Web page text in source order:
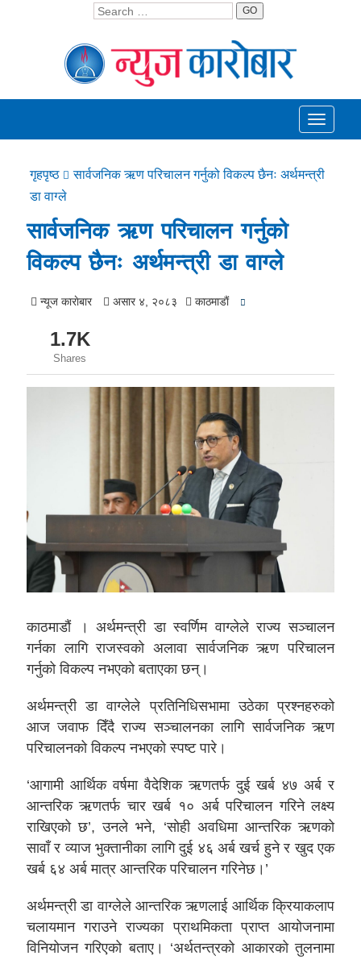
GO
Toggle
गृहपृष्ठ
सार्वजनिक ऋण परिचालन गर्नुको विकल्प छैनः अर्थमन्त्री
डा वाग्ले
सार्वजनिक ऋण परिचालन गर्नुको
विकल्प छैनः अर्थमन्त्री डा वाग्ले
न्यूज काराेबार असार ४, २०८३ काठमाडाैं
1.7K
Shares
काठमाडौं । अर्थमन्त्री डा स्वर्णिम वाग्लेले राज्य सञ्चालन
गर्नका लागि राजस्वको अलावा सार्वजनिक ऋण परिचालन
गर्नुको विकल्प नभएको बताएका छन्।
अर्थमन्त्री डा वाग्लेले प्रतिनिधिसभामा उठेका प्रश्नहरुको
आज जवाफ दिँदै राज्य सञ्चालनका लागि सार्वजनिक ऋण
परिचालनको विकल्प नभएको स्पष्ट पारे।
‘आगामी आर्थिक वर्षमा वैदेशिक ऋणतर्फ दुई खर्ब ४७ अर्ब र
आन्तरिक ऋणतर्फ चार खर्ब १० अर्ब परिचालन गरिने लक्ष्य
राखिएको छ’, उनले भने, ‘सोही अवधिमा आन्तरिक ऋणको
सावाँ र व्याज भुक्तानीका लागि दुई ४६ अर्ब खर्च हुने र खुद एक
खर्ब ६४ अर्ब मात्र आन्तरिक परिचालन गरिनेछ।’
अर्थमन्त्री डा वाग्लेले आन्तरिक ऋणलाई आर्थिक क्रियाकलाप
चलायमान गराउने राज्यका प्राथमिकता प्राप्त आयोजनामा
विनियोजन गरिएको बताए। ‘अर्थतन्त्रको आकारको तुलनामा